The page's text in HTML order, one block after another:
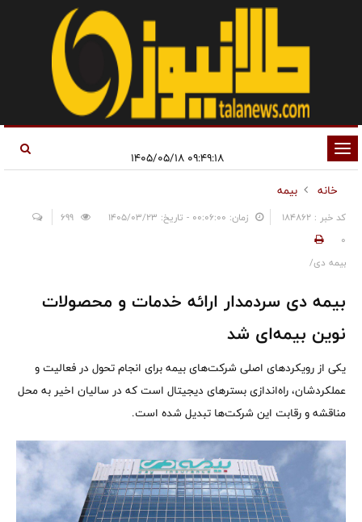
تغییر
وضعیت
ناوبری
خانه
بیمه
کد خبر : 184862 زمان: ۰۰:۰۶:۰۰ - تاریخ: ۱۴۰۵/۰۳/۲۳
0
بیمه دی/
بیمه دی سردمدار ارائه خدمات و محصولات
نوین بیمه‌ای شد
یکی از رویکردهای اصلی شرکت‌های بیمه برای انجام تحول در فعالیت و
عملکردشان، راه‌اندازی بسترهای دیجیتال است که در سالیان اخیر به محل
مناقشه و رقابت این شرکت‌ها تبدیل شده است.